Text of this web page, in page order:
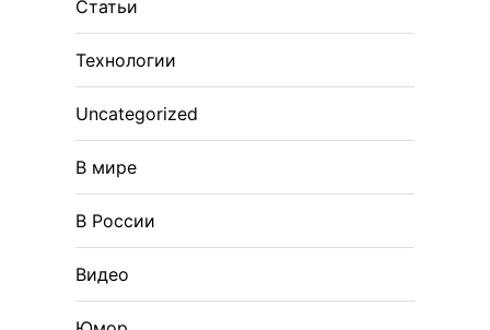
Статьи
Технологии
Uncategorized
В мире
В России
Видео